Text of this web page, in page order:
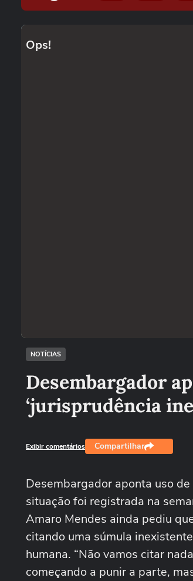
Ops!
NOTÍCIAS
Desembargador
‘jurisprudência
Exibir comentários Compartilhar
Desembargador aponta uso
situação foi registrada na
Amaro Mendes ainda pediu
citando uma súmula
humana. “Não vamos citar
começando a punir a parte,